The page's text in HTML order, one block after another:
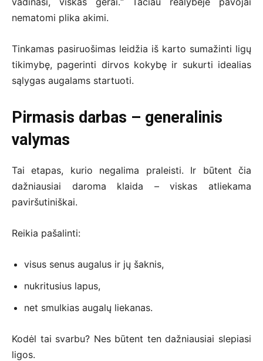
nematomi plika akimi.
Tinkamas pasiruošimas leidžia iš karto sumažinti ligų
tikimybę, pagerinti dirvos kokybę ir sukurti idealias
sąlygas augalams startuoti.
Pirmasis darbas – generalinis
valymas
Tai etapas, kurio negalima praleisti. Ir būtent čia
dažniausiai daroma klaida – viskas atliekama
paviršutiniškai.
Reikia pašalinti:
visus senus augalus ir jų šaknis,
nukritusius lapus,
net smulkias augalų liekanas.
Kodėl tai svarbu? Nes būtent ten dažniausiai slepiasi
ligos.